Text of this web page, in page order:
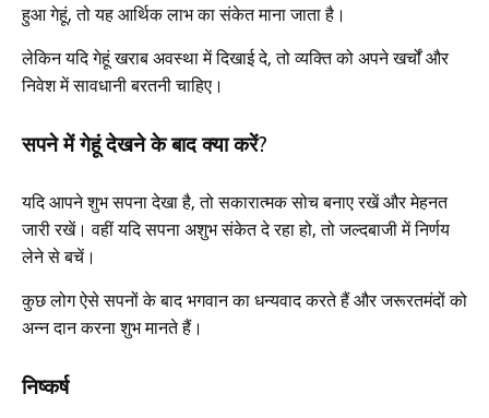
हुआ गेहूं, तो यह आर्थिक लाभ का संकेत माना जाता है।
लेकिन यदि गेहूं खराब अवस्था में दिखाई दे, तो व्यक्ति को अपने खर्चों और
निवेश में सावधानी बरतनी चाहिए।
सपने में गेहूं देखने के बाद क्या करें?
यदि आपने शुभ सपना देखा है, तो सकारात्मक सोच बनाए रखें और मेहनत
जारी रखें। वहीं यदि सपना अशुभ संकेत दे रहा हो, तो जल्दबाजी में निर्णय
लेने से बचें।
कुछ लोग ऐसे सपनों के बाद भगवान का धन्यवाद करते हैं और जरूरतमंदों को
अन्न दान करना शुभ मानते हैं।
निष्कर्ष